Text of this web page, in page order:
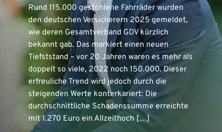
Rund 115.000 gestohlene Fahrräder wurden
den deutschen Versicherern 2025 gemeldet,
wie deren Gesamtverband GDV kürzlich
bekannt gab. Das markiert einen neuen
Tiefststand – vor 20 Jahren waren es mehr als
doppelt so viele, 2022 noch 150.000. Dieser
erfreuliche Trend wird jedoch durch die
steigenden Werte konterkariert: Die
durchschnittliche Schadenssumme erreichte
mit 1.270 Euro ein Allzeithoch […]